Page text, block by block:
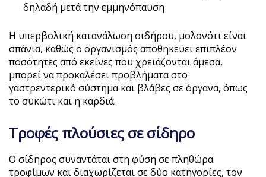
δηλαδή μετά την εμμηνόπαυση
Η υπερβολική κατανάλωση σιδήρου, μολονότι είναι
σπάνια, καθώς ο οργανισμός αποθηκεύει επιπλέον
ποσότητες από εκείνες που χρειάζονται άμεσα,
μπορεί να προκαλέσει προβλήματα στο
γαστρεντερικό σύστημα και βλάβες σε όργανα, όπως
το συκώτι και η καρδιά.
Τροφές πλούσιες σε σίδηρο
Ο σίδηρος συναντάται στη φύση σε πληθώρα
τροφίμων και διαχωρίζεται σε δύο κατηγορίες, τον